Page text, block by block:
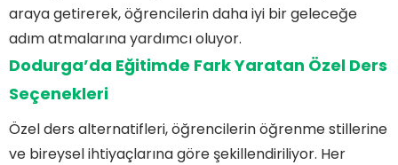
araya getirerek, öğrencilerin daha iyi bir geleceğe
adım atmalarına yardımcı oluyor.
Dodurga’da Eğitimde Fark Yaratan Özel Ders
Seçenekleri
Özel ders alternatifleri, öğrencilerin öğrenme stillerine
ve bireysel ihtiyaçlarına göre şekillendiriliyor. Her